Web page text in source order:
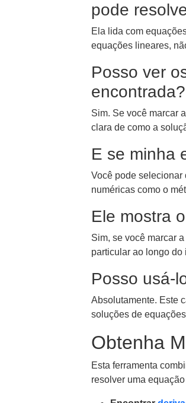
pode
Ela lida com
equações lineares,
Posso ver
encontrada?
Sim. Se você marcar
clara de como a
E se minha
Você pode selecionar
numéricas como o
Ele mostra
Sim, se você marcar
particular ao longo
Posso usá-
Absolutamente. Este
soluções de
Obtenha
Esta ferramenta
resolver uma